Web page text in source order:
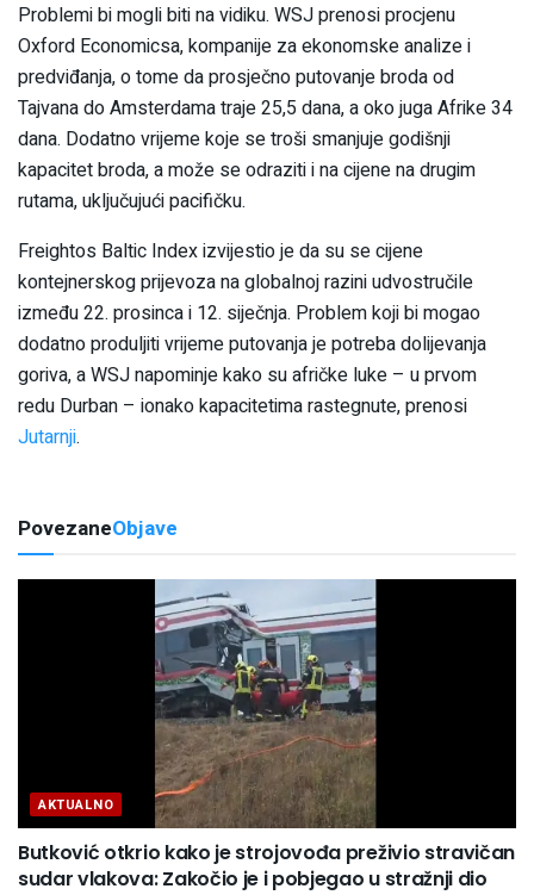
Problemi bi mogli biti na vidiku. WSJ prenosi procjenu
Oxford Economicsa, kompanije za ekonomske analize i
predviđanja, o tome da prosječno putovanje broda od
Tajvana do Amsterdama traje 25,5 dana, a oko juga Afrike 34
dana. Dodatno vrijeme koje se troši smanjuje godišnji
kapacitet broda, a može se odraziti i na cijene na drugim
rutama, uključujući pacifičku.
Freightos Baltic Index izvijestio je da su se cijene
kontejnerskog prijevoza na globalnoj razini udvostručile
između 22. prosinca i 12. siječnja. Problem koji bi mogao
dodatno produljiti vrijeme putovanja je potreba dolijevanja
goriva, a WSJ napominje kako su afričke luke – u prvom
redu Durban – ionako kapacitetima rastegnute, prenosi
Jutarnji.
PovezaneObjave
AKTUALNO
Butković otkrio kako je strojovođa preživio stravičan
sudar vlakova: Zakočio je i pobjegao u stražnji dio